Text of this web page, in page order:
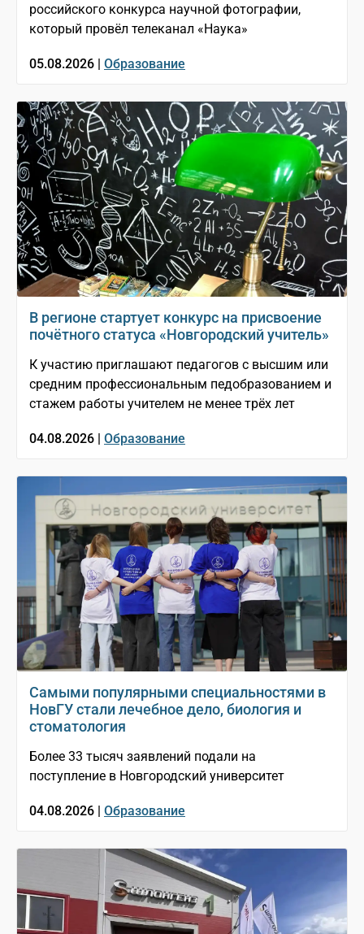
российского конкурса научной фотографии,
который провёл телеканал «Наука»
05.08.2026 | Образование
В регионе стартует конкурс на присвоение
почётного статуса «Новгородский учитель»
К участию приглашают педагогов с высшим или
средним профессиональным педобразованием и
стажем работы учителем не менее трёх лет
04.08.2026 | Образование
Самыми популярными специальностями в
НовГУ стали лечебное дело, биология и
стоматология
Более 33 тысяч заявлений подали на
поступление в Новгородский университет
04.08.2026 | Образование